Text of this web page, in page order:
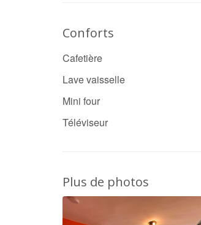
Conforts
Cafetière
Lave vaisselle
Mini four
Téléviseur
Plus de photos